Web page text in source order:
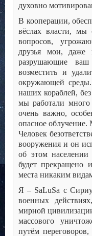
духовно
В кооперации,
вёслах власти,
вопросов,
друзья мои, даже
разрушающие
возместить и
окружающей
наших кораблей,
мы работали
очень важно,
опасное
Человек
вооружения и он
об этом
будет прекращено
места никаким
Я – SaLuSa с
военных
мирной
массового
путём